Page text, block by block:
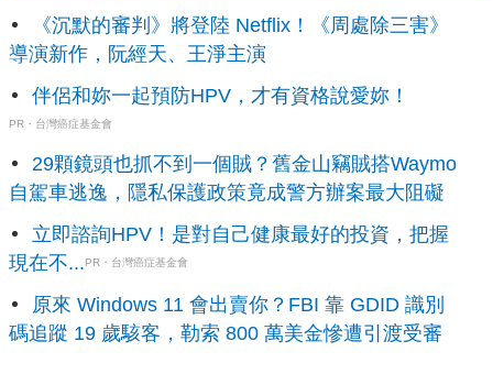
《沉默的審判》將登陸 Netflix！《周處除三害》
導演新作，阮經天、王淨主演
伴侶和妳一起預防HPV，才有資格說愛妳！
PR・台灣癌症基金會
29顆鏡頭也抓不到一個賊？舊金山竊賊搭Waymo
自駕車逃逸，隱私保護政策竟成警方辦案最大阻礙
立即諮詢HPV！是對自己健康最好的投資，把握
現在不...PR・台灣癌症基金會
原來 Windows 11 會出賣你？FBI 靠 GDID 識別
碼追蹤 19 歲駭客，勒索 800 萬美金慘遭引渡受審